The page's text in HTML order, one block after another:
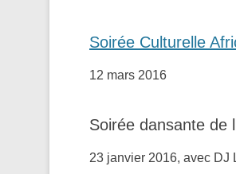
Soirée Culturelle
12 mars 2016
Soirée dansante de
23 janvier 2016, avec DJ